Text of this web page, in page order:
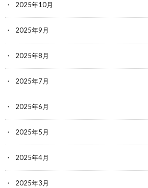
2025年10月
2025年9月
2025年8月
2025年7月
2025年6月
2025年5月
2025年4月
2025年3月